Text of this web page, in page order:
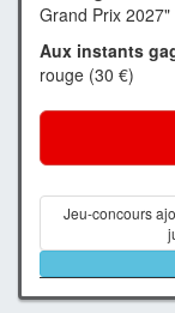
Grand Prix
Aux instants
rouge (30 €)
Jeu-concours